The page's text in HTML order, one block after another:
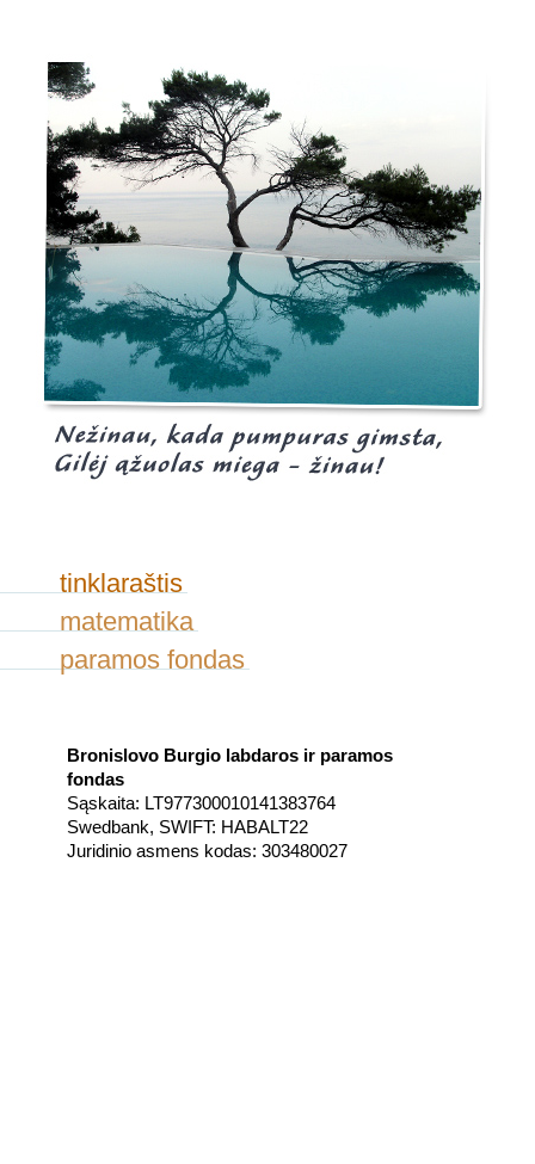
tinklaraštis
matematika
paramos fondas
Bronislovo Burgio labdaros ir paramos
fondas
Sąskaita: LT977300010141383764
Swedbank, SWIFT: HABALT22
Juridinio asmens kodas: 303480027